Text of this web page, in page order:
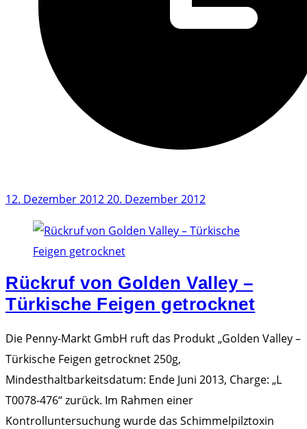
12. Dezember 201220. Dezember 2012
Rückruf von Golden Valley –
Türkische Feigen getrocknet
Die Penny-Markt GmbH ruft das Produkt „Golden Valley –
Türkische Feigen getrocknet 250g,
Mindesthaltbarkeitsdatum: Ende Juni 2013, Charge: „L
T0078-476“ zurück. Im Rahmen einer
Kontrolluntersuchung wurde das Schimmelpilztoxin